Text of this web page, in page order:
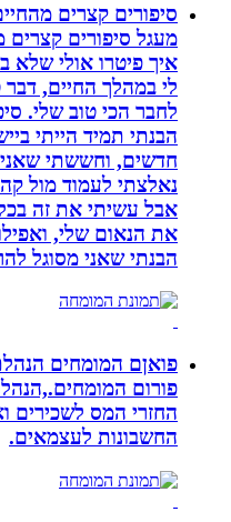
סיפורים קצרים מהחיים
מעגל סיפורים קצרים
איך פיטרו אולי שלא
לי במהלך החיים, דבר
לחבר הכי טוב שלי. סיפור
הבנתי תמיד הייתי ביישן
חדשים, וחששתי שאני לא
נאלצתי לעמוד מול קהל
אבל עשיתי את זה בכל
את הנאום שלי, ואפילו
הבנתי שאני מסוגל
פואןם המומחים הנהלת
פורום המומחים.,הנהלת
החזרי המס לשכירים
החשבונות לעצמאים.